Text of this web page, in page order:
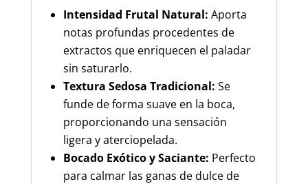
Intensidad Frutal Natural: Aporta
notas profundas procedentes de
extractos que enriquecen el paladar
sin saturarlo.
Textura Sedosa Tradicional: Se
funde de forma suave en la boca,
proporcionando una sensación
ligera y aterciopelada.
Bocado Exótico y Saciante: Perfecto
para calmar las ganas de dulce de